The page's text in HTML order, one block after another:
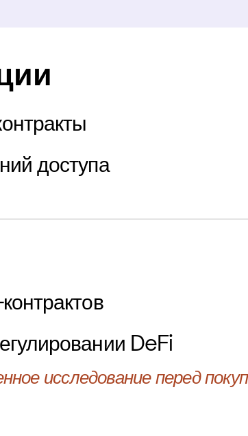
доступа
DeFi
исследование перед